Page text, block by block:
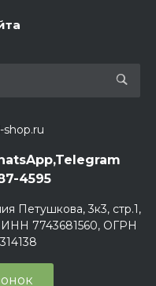
shop.ru
4595
Петушкова, 3к3, стр.1,
7743681560, ОГРН